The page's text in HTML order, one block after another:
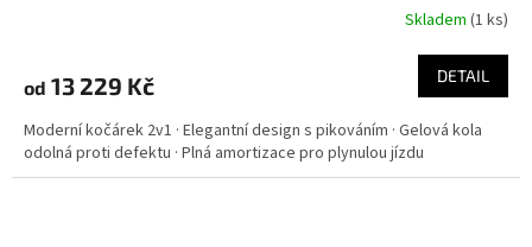
Skladem (1 ks)
od 13 229 Kč DETAIL
Moderní kočárek 2v1 · Elegantní design s pikováním · Gelová kola
odolná proti defektu · Plná amortizace pro plynulou jízdu